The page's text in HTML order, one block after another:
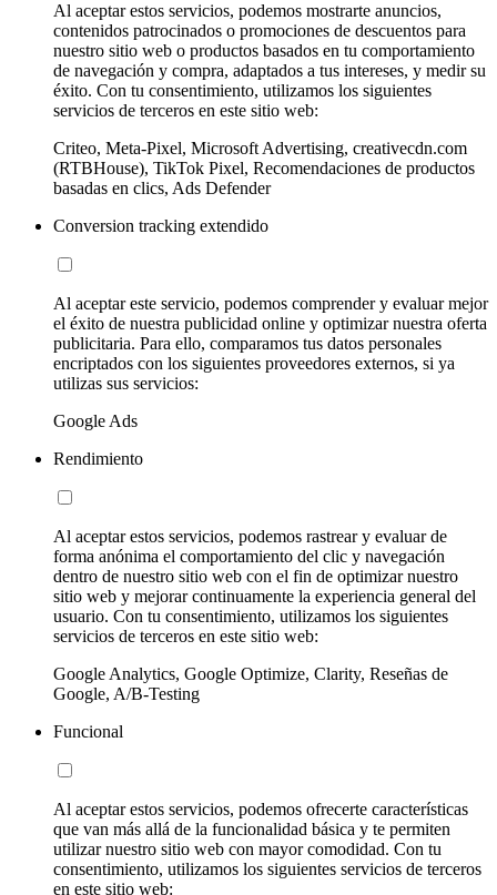
Al aceptar estos servicios, podemos mostrarte anuncios,
contenidos patrocinados o promociones de descuentos para
nuestro sitio web o productos basados en tu comportamiento
de navegación y compra, adaptados a tus intereses, y medir su
éxito. Con tu consentimiento, utilizamos los siguientes
servicios de terceros en este sitio web:
Criteo, Meta-Pixel, Microsoft Advertising, creativecdn.com
(RTBHouse), TikTok Pixel, Recomendaciones de productos
basadas en clics, Ads Defender
Conversion tracking extendido
Al aceptar este servicio, podemos comprender y evaluar mejor
el éxito de nuestra publicidad online y optimizar nuestra oferta
publicitaria. Para ello, comparamos tus datos personales
encriptados con los siguientes proveedores externos, si ya
utilizas sus servicios:
Google Ads
Rendimiento
Al aceptar estos servicios, podemos rastrear y evaluar de
forma anónima el comportamiento del clic y navegación
dentro de nuestro sitio web con el fin de optimizar nuestro
sitio web y mejorar continuamente la experiencia general del
usuario. Con tu consentimiento, utilizamos los siguientes
servicios de terceros en este sitio web:
Google Analytics, Google Optimize, Clarity, Reseñas de
Google, A/B-Testing
Funcional
Al aceptar estos servicios, podemos ofrecerte características
que van más allá de la funcionalidad básica y te permiten
utilizar nuestro sitio web con mayor comodidad. Con tu
consentimiento, utilizamos los siguientes servicios de terceros
en este sitio web: